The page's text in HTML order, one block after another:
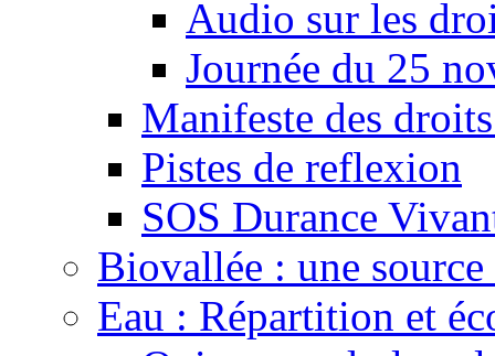
Audio sur les
Journée du 25
Manifeste des
Pistes de reflexion
SOS Durance
Biovallée : une
Eau : Répartition et